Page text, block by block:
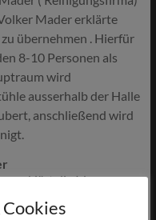
Mader erklärte
übernehmen . Hierfür
8-10 Personen als
wird
ausserhalb der Halle
anschließend wird
erklärt die Idee